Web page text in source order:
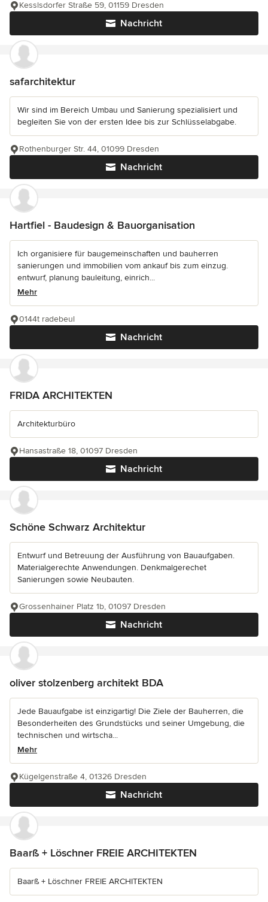
Nachricht
Kesslsdorfer Straße 59, 01159 Dresden
safarchitektur
Wir sind im Bereich Umbau und Sanierung spezialisiert und
begleiten Sie von der ersten Idee bis zur Schlüsselabgabe.
Nachricht
Rothenburger Str. 44, 01099 Dresden
Hartfiel - Baudesign & Bauorganisation
Ich organisiere für baugemeinschaften und bauherren
sanierungen und immobilien vom ankauf bis zum einzug.
entwurf, planung bauleitung, einrich...
Mehr
Nachricht
0144t radebeul
FRIDA ARCHITEKTEN
Architekturbüro
Nachricht
Hansastraße 18, 01097 Dresden
Schöne Schwarz Architektur
Entwurf und Betreuung der Ausführung von Bauaufgaben.
Materialgerechte Anwendungen. Denkmalgerechet
Sanierungen sowie Neubauten.
Nachricht
Grossenhainer Platz 1b, 01097 Dresden
oliver stolzenberg architekt BDA
Jede Bauaufgabe ist einzigartig! Die Ziele der Bauherren, die
Besonderheiten des Grundstücks und seiner Umgebung, die
technischen und wirtscha...
Mehr
Nachricht
Kügelgenstraße 4, 01326 Dresden
Baarß + Löschner FREIE ARCHITEKTEN
Baarß + Löschner FREIE ARCHITEKTEN